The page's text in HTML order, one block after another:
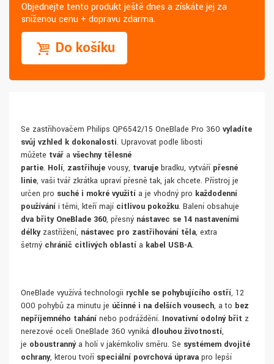
Objednejte tento produkt ještě dnes a získáte jej za
sníženou cenu + dopravu zdarma.
Do košíku
Se zastřihovačem Philips QP6542/15 OneBlade Pro 360 vyladíte
svůj vzhled k dokonalosti. Upravovat podle libosti
můžete tvář a všechny tělesné
partie. Holí, zastřihuje vousy, tvaruje bradku, vytváří přesné
linie, vaši tvář zkrátka upraví přesně tak, jak chcete. Přístroj je
určen pro suché i mokré využití a je vhodný pro každodenní
používání i těmi, kteří mají citlivou pokožku. Balení obsahuje
dva břity OneBlade 360, přesný nástavec se 14 nastaveními
délkyzastřižení, nástavec pro zastřihování těla, extra
šetrný chránič citlivých oblastí a kabel USB-A.
OneBlade využívá technologii rychle se pohybujícího ostří, 12
000 pohybů za minutu je účinné i na delších vousech, a to bez
nepříjemného tahání nebo podráždění. Inovativní odolný břit z
nerezové oceli OneBlade 360 vyniká dlouhou životností,
je oboustrannýa holí v jakémkoliv směru. Se systémem dvojité
ochrany, kterou tvoří speciální povrchová úprava pro lepší